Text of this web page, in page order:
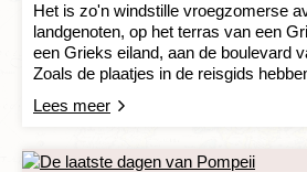
Het is zo'n windstille vroegzomerse
landgenoten, op het terras van een
een Grieks eiland, aan de boulevard
Zoals de plaatjes in de reisgids
Lees meer